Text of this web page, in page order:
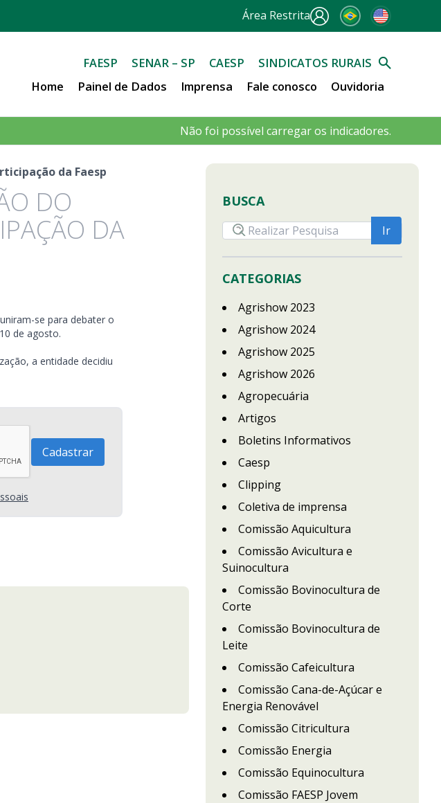
Área Restrita
FAESP SENAR – SP CAESP
SINDICATOS RURAIS
Home
Painel de Dados Imprensa Fale conosco Ouvidoria
Não foi possível carregar os indicadores.
da Faesp
DO
DA
se para debater o
de agosto.
a entidade decidiu
BUSCA
CATEGORIAS
Agrishow 2023
Agrishow 2024
Agrishow 2025
Agrishow 2026
Agropecuária
Artigos
Boletins Informativos
Caesp
Clipping
Coletiva de imprensa
Comissão Aquicultura
Comissão Avicultura e
Suinocultura
Comissão Bovinocultura de
Corte
Comissão Bovinocultura de
Leite
Comissão Cafeicultura
Comissão Cana-de-Açúcar e
Energia Renovável
Comissão Citricultura
Comissão Energia
Comissão Equinocultura
Comissão FAESP Jovem